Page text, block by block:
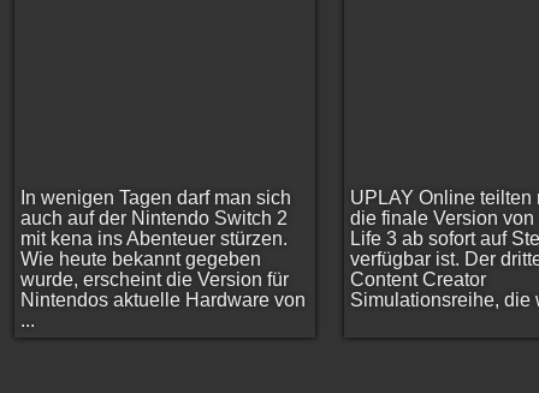
In wenigen Tagen darf man sich
auch auf der Nintendo Switch 2
mit kena ins Abenteuer stürzen.
Wie heute bekannt gegeben
wurde, erscheint die Version für
Nintendos aktuelle Hardware von
...
UPLAY Online teilten
die finale Version von
Life 3 ab sofort auf
verfügbar ist. Der
Content Creator
Simulationsreihe, die